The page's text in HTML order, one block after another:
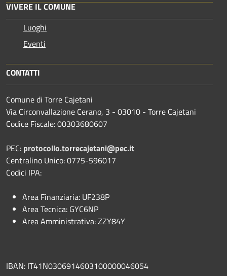
VIVERE IL COMUNE
Luoghi
Eventi
CONTATTI
Comune di Torre Cajetani
Via Circonvallazione Cerano, 3 - 03010 - Torre Cajetani
Codice Fiscale: 00303680607
PEC: protocollo.torrecajetani@pec.it
Centralino Unico: 0775-596017
Codici IPA:
Area Finanziaria: UF238P
Area Tecnica: GYC6NP
Area Amministrativa: ZZY84Y
IBAN: IT41N0306914603100000046054